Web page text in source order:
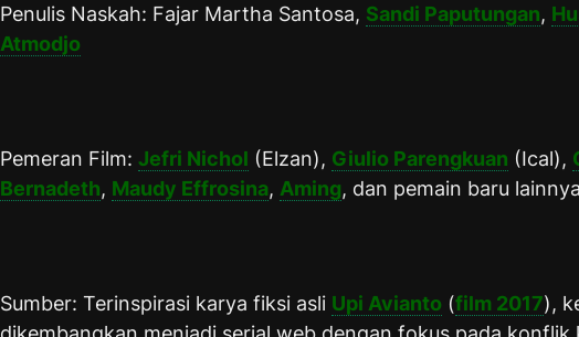
Penulis Naskah: Fajar Martha Santosa, Sandi Paputungan,
Atmodjo
Pemeran Film: Jefri Nichol (Elzan), Giulio Parengkuan (Ical),
Bernadeth, Maudy Effrosina, Aming, dan pemain baru
Sumber: Terinspirasi karya fiksi asli Upi Avianto (film 2017),